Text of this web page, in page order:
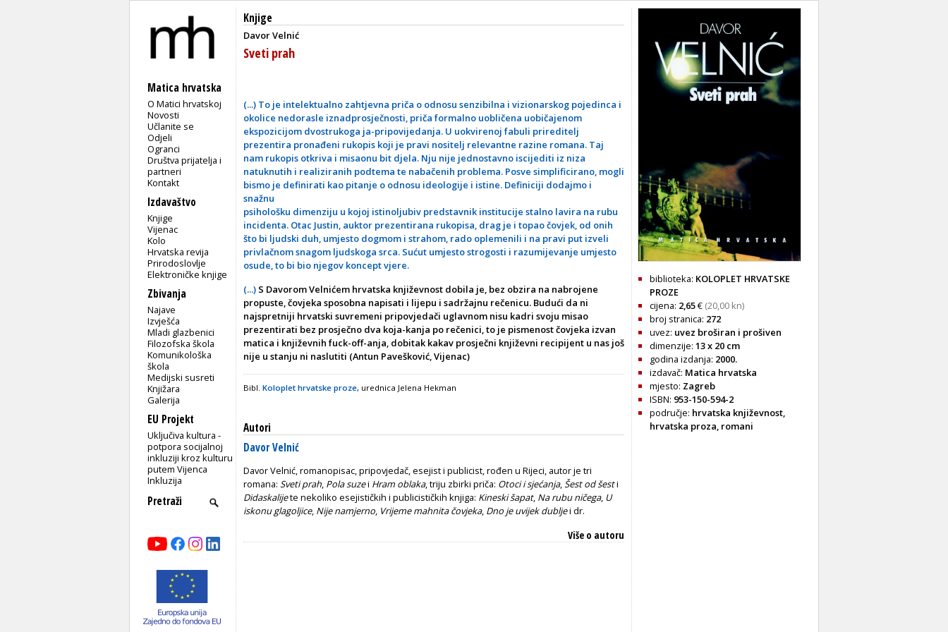
Matica hrvatska
O Matici hrvatskoj
Novosti
Učlanite se
Odjeli
Ogranci
Društva prijatelja i
partneri
Kontakt
Izdavaštvo
Knjige
Vijenac
Kolo
Hrvatska revija
Prirodoslovlje
Elektroničke knjige
Zbivanja
Najave
Izvješća
Mladi glazbenici
Filozofska škola
Komunikološka
škola
Medijski susreti
Knjižara
Galerija
EU Projekt
Uključiva kultura -
potpora socijalnoj
inkluziji kroz kulturu
putem Vijenca
Inkluzija
Knjige
Davor Velnić
Sveti prah
(...) To je intelektualno zahtjevna priča o odnosu senzibilna i vizionarskog pojedinca i
okolice nedorasle iznadprosječnosti, priča formalno uobličena uobičajenom
ekspozicijom dvostrukoga ja-pripovijedanja. U uokvirenoj fabuli prireditelj
prezentira pronađeni rukopis koji je pravi nositelj relevantne razine romana. Taj
nam rukopis otkriva i misaonu bit djela. Nju nije jednostavno iscijediti iz niza
natuknutih i realiziranih podtema te nabačenih problema. Posve simplificirano, mogli
bismo je definirati kao pitanje o odnosu ideologije i istine. Definiciji dodajmo i
snažnu
psihološku dimenziju u kojoj istinoljubiv predstavnik institucije stalno lavira na rubu
incidenta. Otac Justin, auktor prezentirana rukopisa, drag je i topao čovjek, od onih
što bi ljudski duh, umjesto dogmom i strahom, rado oplemenili i na pravi put izveli
privlačnom snagom ljudskoga srca. Sućut umjesto strogosti i razumijevanje umjesto
osude, to bi bio njegov koncept vjere.
(...) S Davorom Velnićem hrvatska književnost dobila je, bez obzira na nabrojene
propuste, čovjeka sposobna napisati i lijepu i sadržajnu rečenicu. Budući da ni
najspretniji hrvatski suvremeni pripovjedači uglavnom nisu kadri svoju misao
prezentirati bez prosječno dva koja-kanja po rečenici, to je pismenost čovjeka izvan
matica i književnih fuck-off-anja, dobitak kakav prosječni književni recipijent u nas još
nije u stanju ni naslutiti (Antun Pavešković, Vijenac)
Bibl. Koloplet hrvatske proze, urednica Jelena Hekman
Autori
Davor Velnić
Davor Velnić, romanopisac, pripovjedač, esejist i publi­cist, rođen u Rijeci, autor je tri
romana: Sveti prah, Pola suzei Hram oblaka, triju zbirki priča: Otoci i sjećanja,Šest od šesti
Didaskalijete nekoliko esejističkih i publicističkih knjiga: Kineski šapat, Na rubu ničega, U
iskonu glagoljice, Nije namje­rno, Vrijeme mahnita čovjeka, Dno je uvijek dubljei dr.
Više o autoru
biblioteka: KOLOPLET HRVATSKE
PROZE
cijena: 2,65€ (20,00 kn)
broj stranica: 272
uvez: uvez broširan i prošiven
dimenzije: 13 x 20 cm
godina izdanja: 2000.
izdavač: Matica hrvatska
mjesto: Zagreb
ISBN: 953-150-594-2
područje: hrvatska književnost,
hrvatska proza, romani